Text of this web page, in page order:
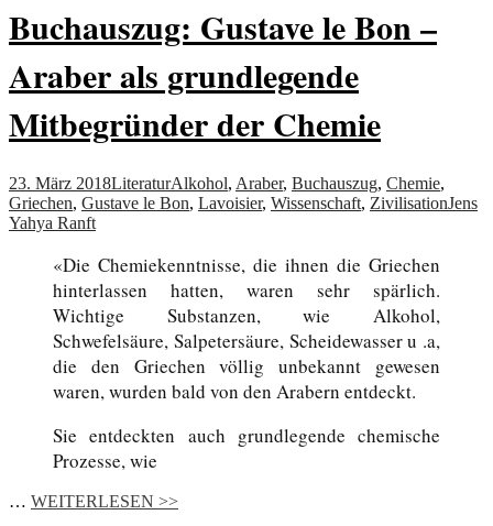
Buchauszug: Gustave le Bon –
Araber als grundlegende
Mitbegründer der Chemie
23. März 2018LiteraturAlkohol, Araber, Buchauszug, Chemie,
Griechen, Gustave le Bon, Lavoisier, Wissenschaft, ZivilisationJens
Yahya Ranft
«Die Chemiekenntnisse, die ihnen die Griechen
hinterlassen hatten, waren sehr spärlich.
Wichtige Substanzen, wie Alkohol,
Schwefelsäure, Salpetersäure, Scheidewasser u .a,
die den Griechen völlig unbekannt gewesen
waren, wurden bald von den Arabern entdeckt.
Sie entdeckten auch grundlegende chemische
Prozesse, wie
… WEITERLESEN >>